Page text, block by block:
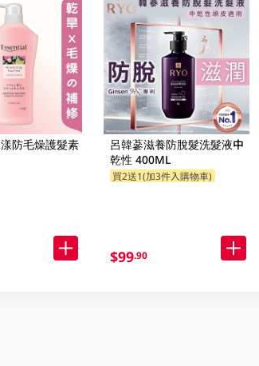
防毛燥護髮素
呂韓蔘滋養防脫髮洗髮液中
乾性 400ML
買2送1(加3件入購物車)
$99.90